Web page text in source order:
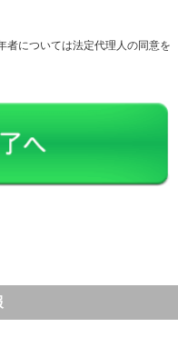
については法定代理人の同意を